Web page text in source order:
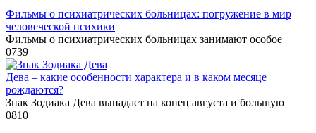
Фильмы о психиатрических больницах: погружение в мир
человеческой психики
Фильмы о психиатрических больницах занимают особое
0739
Дева – какие особенности характера и в каком месяце
рождаются?
Знак Зодиака Дева выпадает на конец августа и большую
0810